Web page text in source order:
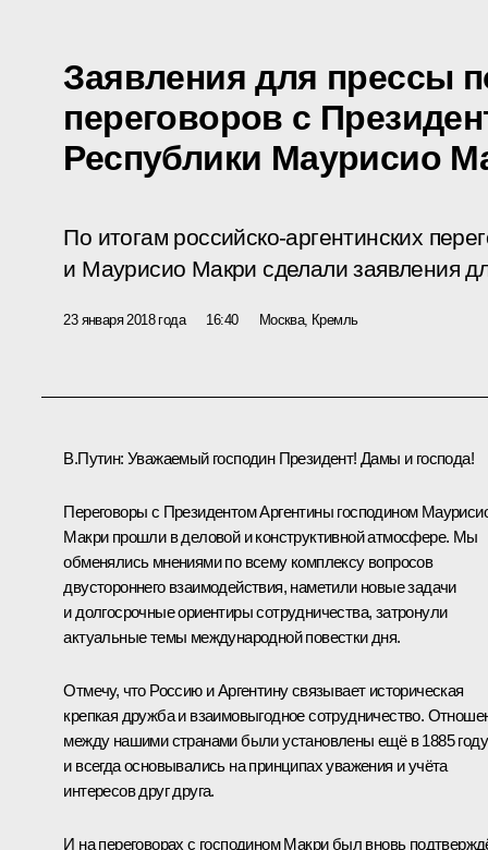
Заявления для прессы
переговоров с
Республики Маурисио
По итогам российско-аргентинских
и Маурисио Макри сделали заявления
23 января 2018 года 16:40 Москва, Кремль
В.Путин: Уважаемый господин Президент! Дамы и господа!
Переговоры с Президентом Аргентины господином
Макри прошли в деловой и конструктивной атмосфере. Мы
обменялись мнениями по всему комплексу вопросов
двустороннего взаимодействия, наметили новые задачи
и долгосрочные ориентиры сотрудничества, затронули
актуальные темы международной повестки дня.
Отмечу, что Россию и Аргентину связывает историческая
крепкая дружба и взаимовыгодное сотрудничество.
между нашими странами были установлены ещё в 1885 году
и всегда основывались на принципах уважения и учёта
интересов друг друга.
И на переговорах с господином Макри был вновь